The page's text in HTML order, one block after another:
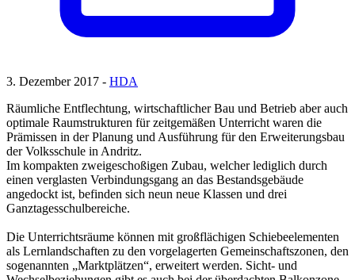
3. Dezember 2017 - HDA
Räumliche Entflechtung, wirtschaftlicher Bau und Betrieb aber auch
optimale Raumstrukturen für zeitgemäßen Unterricht waren die
Prämissen in der Planung und Ausführung für den Erweiterungsbau
der Volksschule in Andritz.
Im kompakten zweigeschoßigen Zubau, welcher lediglich durch
einen verglasten Verbindungsgang an das Bestandsgebäude
angedockt ist, befinden sich neun neue Klassen und drei
Ganztagesschulbereiche.
Die Unterrichtsräume können mit großflächigen Schiebeelementen
als Lernlandschaften zu den vorgelagerten Gemeinschaftszonen, den
sogenannten „Marktplätzen“, erweitert werden. Sicht- und